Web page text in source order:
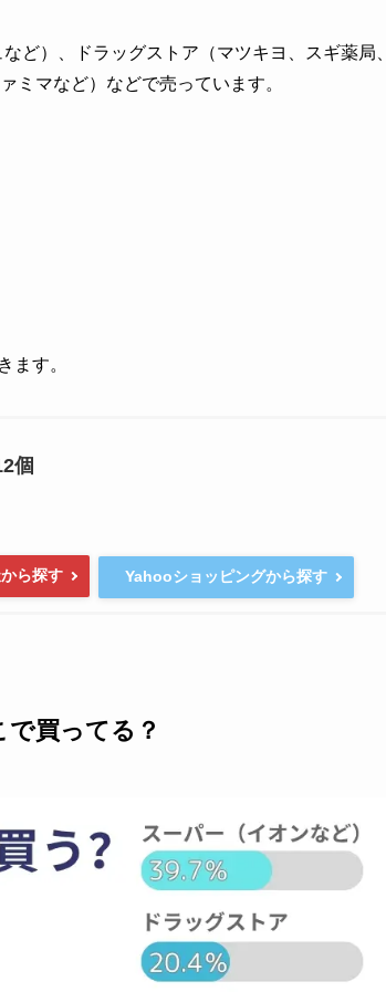
ど）、ドラッグストア（マツキヨ、スギ薬局、
ミマなど）などで売っています。
ます。
個
ら探す Yahooショッピングから探す
で買ってる？